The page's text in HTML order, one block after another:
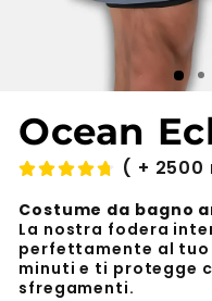
Ocean
( + 2500
Costume da bagno
La nostra fodera
perfettamente al tuo
minuti e ti protegge
sfregamenti.